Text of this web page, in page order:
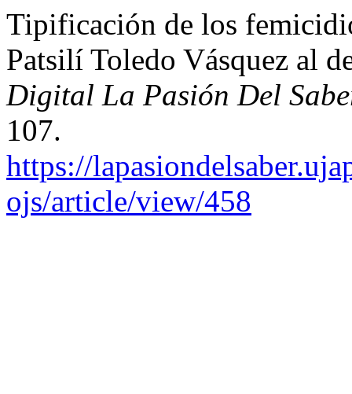
Tipificación de los
Patsilí Toledo Vásquez al
Digital La Pasión Del
107.
https://
ojs/article/view/458